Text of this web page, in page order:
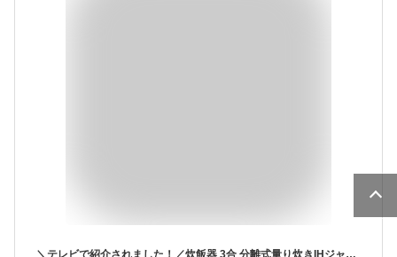
＼テレビで紹介されました！／炊飯器 3合 分離式量り炊きIHジャーKRC-IM30-R レッド送料無料 炊飯器 炊飯ジャー 3合 IH コンロ クッキングヒーター IH調理器 1口 量り炊き 2way 一人暮らし 1人 新生活 引っ越し 単身 アイリスオーヤマ【B】